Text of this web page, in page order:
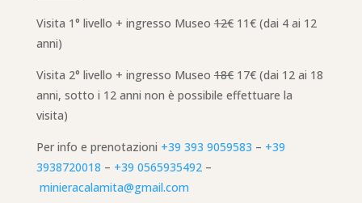
Visita 1° livello + ingresso Museo12€11€ (dai 4 ai 12
anni)
Visita 2° livello + ingresso Museo18€17€ (dai 12 ai 18
anni, sotto i 12 anni non è possibile effettuare la
visita)
Per info e prenotazioni +39 393 9059583 – +39
3938720018 – +39 0565935492–
minieracalamita@gmail.com